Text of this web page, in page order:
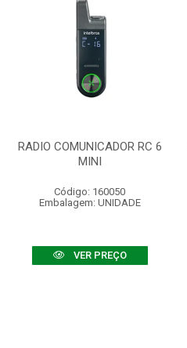
RADIO COMUNICADOR RC 6
MINI
Código: 160050
Embalagem: UNIDADE
VER PREÇO